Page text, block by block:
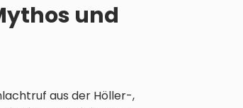
und
aus der Höller-,